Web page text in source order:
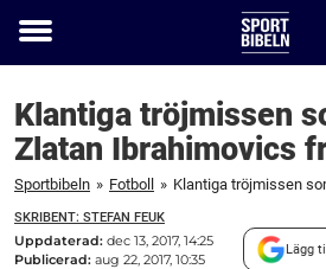
Toggle
Klantiga tröjmissen
Zlatan Ibrahimovics
Sportbibeln » Fotboll »
SKRIBENT: STEFAN FEUK
Uppdaterad: dec 13, 2017, 14:25
Publicerad: aug 22, 2017, 10:35
Lägg